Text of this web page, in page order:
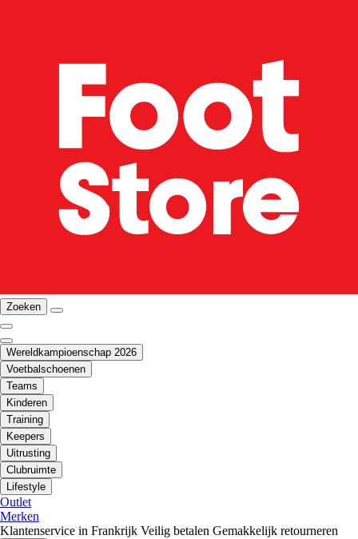
Zoeken
Wereldkampioenschap 2026
Voetbalschoenen
Teams
Kinderen
Training
Keepers
Uitrusting
Clubruimte
Lifestyle
Outlet
Merken
Klantenservice in Frankrijk Veilig betalen Gemakkelijk retourneren